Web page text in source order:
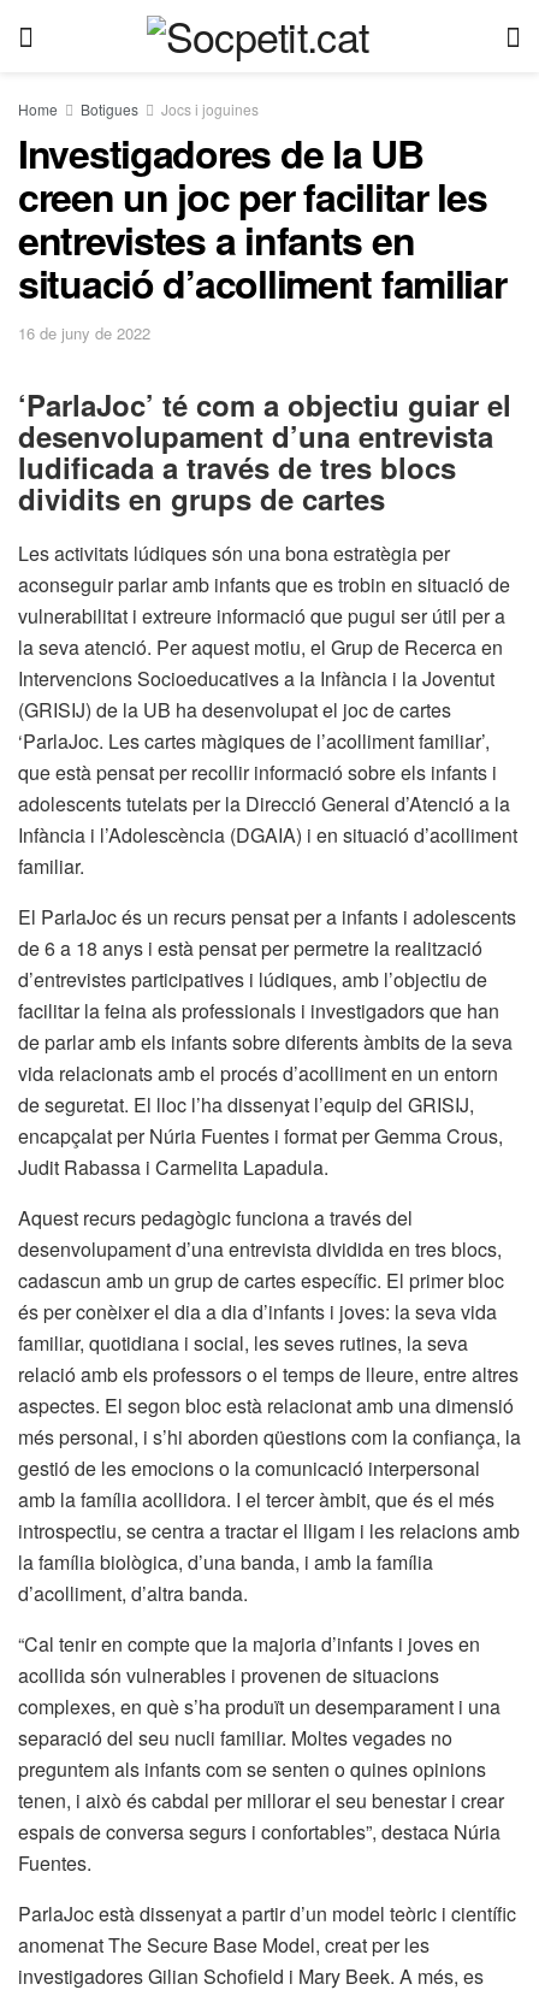
Home Botigues Jocs i joguines
Investigadores de la UB
creen un joc per facilitar les
entrevistes a infants en
situació d’acolliment familiar
16 de juny de 2022
‘ParlaJoc’ té com a objectiu guiar el
desenvolupament d’una entrevista
ludificada a través de tres blocs
dividits en grups de cartes
Les activitats lúdiques són una bona estratègia per
aconseguir parlar amb infants que es trobin en situació de
vulnerabilitat i extreure informació que pugui ser útil per a
la seva atenció. Per aquest motiu, el Grup de Recerca en
Intervencions Socioeducatives a la Infància i la Joventut
(GRISIJ) de la UB ha desenvolupat el joc de cartes
‘ParlaJoc. Les cartes màgiques de l’acolliment familiar’,
que està pensat per recollir informació sobre els infants i
adolescents tutelats per la Direcció General d’Atenció a la
Infància i l’Adolescència (DGAIA) i en situació d’acolliment
familiar.
El ParlaJoc és un recurs pensat per a infants i adolescents
de 6 a 18 anys i està pensat per permetre la realització
d’entrevistes participatives i lúdiques, amb l’objectiu de
facilitar la feina als professionals i investigadors que han
de parlar amb els infants sobre diferents àmbits de la seva
vida relacionats amb el procés d’acolliment en un entorn
de seguretat. El lloc l’ha dissenyat l’equip del GRISIJ,
encapçalat per Núria Fuentes i format per Gemma Crous,
Judit Rabassa i Carmelita Lapadula.
Aquest recurs pedagògic funciona a través del
desenvolupament d’una entrevista dividida en tres blocs,
cadascun amb un grup de cartes específic. El primer bloc
és per conèixer el dia a dia d’infants i joves: la seva vida
familiar, quotidiana i social, les seves rutines, la seva
relació amb els professors o el temps de lleure, entre altres
aspectes. El segon bloc està relacionat amb una dimensió
més personal, i s’hi aborden qüestions com la confiança, la
gestió de les emocions o la comunicació interpersonal
amb la família acollidora. I el tercer àmbit, que és el més
introspectiu, se centra a tractar el lligam i les relacions amb
la família biològica, d’una banda, i amb la família
d’acolliment, d’altra banda.
“Cal tenir en compte que la majoria d’infants i joves en
acollida són vulnerables i provenen de situacions
complexes, en què s’ha produït un desemparament i una
separació del seu nucli familiar. Moltes vegades no
preguntem als infants com se senten o quines opinions
tenen, i això és cabdal per millorar el seu benestar i crear
espais de conversa segurs i confortables”, destaca Núria
Fuentes.
ParlaJoc està dissenyat a partir d’un model teòric i científic
anomenat The Secure Base Model, creat per les
investigadores Gilian Schofield i Mary Beek. A més, es